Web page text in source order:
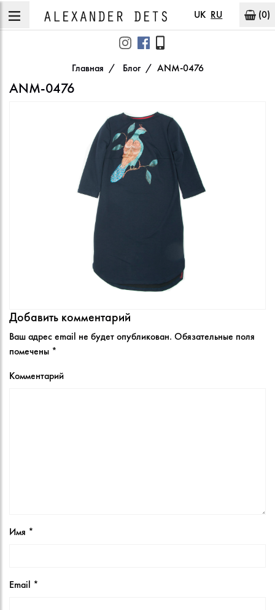
UK RU (0)
Главная Блог ANM-0476
ANM-0476
Добавить комментарий
Ваш адрес email не будет опубликован. Обязательные поля
помечены *
Комментарий
Имя *
Email *